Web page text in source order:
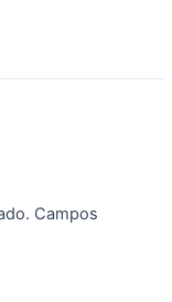
Campos